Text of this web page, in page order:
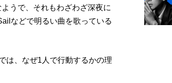
うで、それもわざわざ深夜に
などで明るい曲を歌っている
は、なぜ1人で行動するかの理